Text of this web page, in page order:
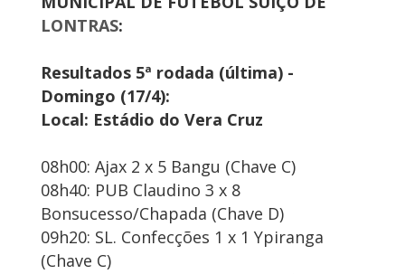
LONTRAS:
Resultados 5ª rodada (última) -
Domingo (17/4):
Local: Estádio do Vera Cruz
08h00: Ajax 2 x 5 Bangu (Chave C)
08h40: PUB Claudino 3 x 8
Bonsucesso/Chapada (Chave D)
09h20: SL. Confecções 1 x 1 Ypiranga
(Chave C)